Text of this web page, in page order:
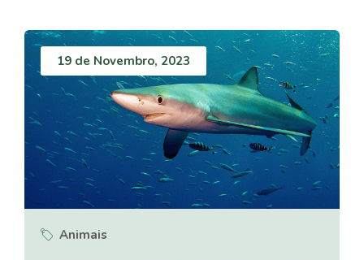
19 de Novembro, 2023
Animais